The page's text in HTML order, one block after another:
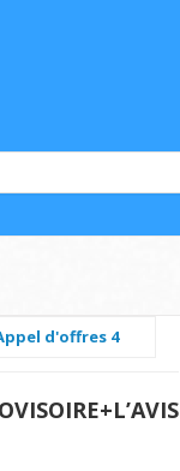
d'offres 4